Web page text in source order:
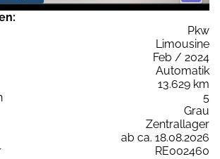
Pkw
Limousine
Feb / 2024
Automatik
13.629 km
5
Grau
Zentrallager
ab ca. 18.08.2026
RE002460